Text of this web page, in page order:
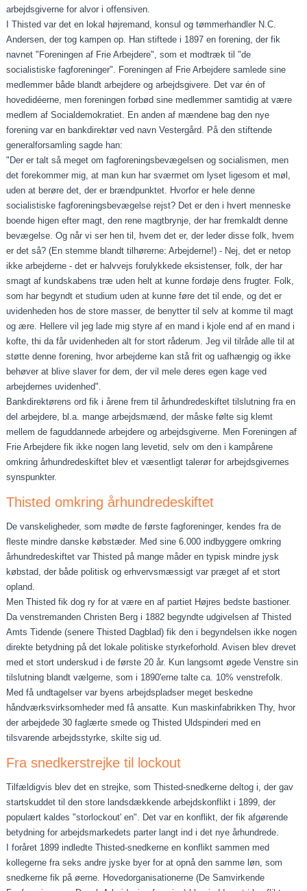
arbejdsgiverne for alvor i offensiven.
I Thisted var det en lokal højremand, konsul og tømmerhandler N.C.
Andersen, der tog kampen op. Han stiftede i 1897 en forening, der fik
navnet "Foreningen af Frie Arbejdere", som et modtræk til "de
socialistiske fagforeninger". Foreningen af Frie Arbejdere samlede sine
medlemmer både blandt arbejdere og arbejdsgivere. Det var én of
hovedidéerne, men foreningen forbød sine medlemmer samtidig at være
medlem af Socialdemokratiet. En anden af mændene bag den nye
forening var en bankdirektør ved navn Vestergård. På den stiftende
generalforsamling sagde han:
"Der er talt så meget om fagforeningsbevægelsen og socialismen, men
det forekommer mig, at man kun har sværmet om lyset ligesom et møl,
uden at berøre det, der er brændpunktet. Hvorfor er hele denne
socialistiske fagforeningsbevægelse rejst? Det er den i hvert menneske
boende higen efter magt, den rene magtbrynje, der har fremkaldt denne
bevægelse. Og når vi ser hen til, hvem det er, der leder disse folk, hvem
er det så? (En stemme blandt tilhørerne: Arbejderne!) ‑ Nej, det er netop
ikke arbejderne ‑ det er halvvejs forulykkede eksistenser, folk, der har
smagt af kundskabens træ uden helt at kunne fordøje dens frugter. Folk,
som har begyndt et studium uden at kunne føre det til ende, og det er
uvidenheden hos de store masser, de benytter til selv at komme til magt
og ære. Hellere vil jeg lade mig styre af en mand i kjole end af en mand i
kofte, thi da får uvidenheden alt for stort råderum. Jeg vil tilråde alle til at
støtte denne forening, hvor arbejderne kan stå frit og uafhængig og ikke
behøver at blive slaver for dem, der vil mele deres egen kage ved
arbejdernes uvidenhed".
Bankdirektørens ord fik i årene frem til århundredeskiftet tilslutning fra en
del arbejdere, bl.a. mange arbejdsmænd, der måske følte sig klemt
mellem de faguddannede arbejdere og arbejdsgiverne. Men Foreningen af
Frie Arbejdere fik ikke nogen lang levetid, selv om den i kampårene
omkring århun­dredeskiftet blev et væsentligt talerør for arbejdsgivernes
synspunkter.
Thisted omkring århundredeskiftet
De vanskeligheder, som mødte de første fagforeninger, ken­des fra de
fleste mindre danske købstæder. Med sine 6.000 indbyggere omkring
århundredeskiftet var Thisted på mange måder en typisk mindre jysk
købstad, der både politisk og erhvervsmæssigt var præ­get af et stort
opland.
Men Thisted fik dog ry for at være en af partiet Højres bedste bastioner.
Da venstremanden Christen Berg i 1882 be­gyndte udgivelsen af Thisted
Amts Tidende (se­nere Thisted Dagblad) fik den i begyndelsen ikke nogen
direkte betydning på det lokale politiske styrkeforhold. Avisen blev drevet
med et stort underskud i de første 20 år. Kun langsomt øgede Venstre sin
tilslutning blandt vælgerne, som i 1890'erne talte ca. 10% venstrefolk.
Med få undtagelser var byens arbejdspladser meget beskedne
håndværksvirksomheder med få ansatte. Kun maskinfabrikken Thy, hvor
der arbejdede 30 faglærte smede og Thisted Uld­spinderi med en
tilsvarende arbejdsstyrke, skilte sig ud.
Fra snedkerstrejke til lockout
Tilfældigvis blev det en strejke, som Thisted-snedkerne deltog i, der gav
startskuddet til den store landsdækkende arbejdskonflikt i 1899, der
populært kaldes "storlockout' en". Det var en konflikt, der fik af­gørende
betydning for arbejdsmarkedets parter langt ind i det nye århundrede.
I foråret 1899 indledte Thisted-snedkerne en konflikt sammen med
kollegerne fra seks andre jyske byer for at opnå den sam­me løn, som
snedkerne fik på øerne. Hovedorganisationerne (De Samvirkende